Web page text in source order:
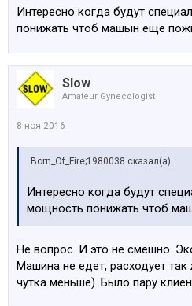
Интересно когдa будут
понижать чтоб машын еще
Slow
Amateur Gynecologist
8 ноя 2016
Born_Of_Fire;1980038 сказал(а):
Интересно когдa будут
мощность понижать чтоб
Не вопрос. И это не смешно.
Машина не едет, расходует
чутка меньше). Было пару